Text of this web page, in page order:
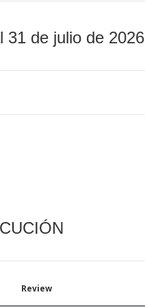
31 de julio de 2026
Review